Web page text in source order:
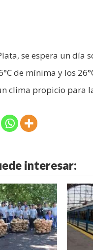
se espera un día
de mínima y los
clima propicio para
interesar: